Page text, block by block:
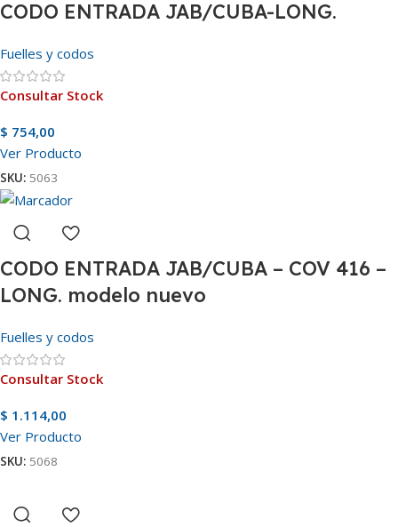
CODO ENTRADA JAB/CUBA-LONG.
Fuelles y codos
Consultar Stock
$ 754,00
Ver Producto
SKU: 5063
CODO ENTRADA JAB/CUBA – COV 416 –
LONG. modelo nuevo
Fuelles y codos
Consultar Stock
$ 1.114,00
Ver Producto
SKU: 5068